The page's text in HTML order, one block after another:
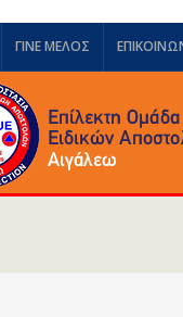
ΓΙΝΕ ΜΕΛΟΣ